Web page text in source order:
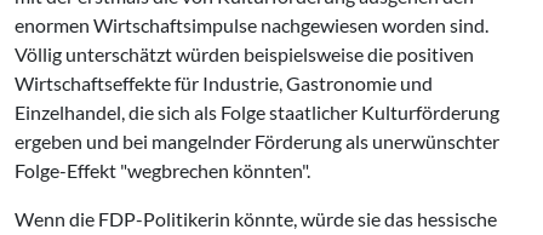
enormen Wirtschaftsimpulse nachgewiesen worden sind.
Völlig unterschätzt würden beispielsweise die positiven
Wirtschaftseffekte für Industrie, Gastronomie und
Einzelhandel, die sich als Folge staatlicher Kulturförderung
ergeben und bei mangelnder Förderung als uner­wünschter
Folge-Effekt "wegbre­chen könnten".
Wenn die FDP-Politikerin könnte, würde sie das hessische